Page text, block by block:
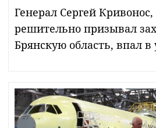
Генерал Сергей
решительно призывал
Брянскую область, впал